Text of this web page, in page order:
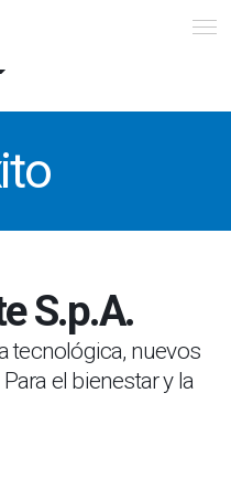
S.p.A.
tecnológica, nuevos
el bienestar y la